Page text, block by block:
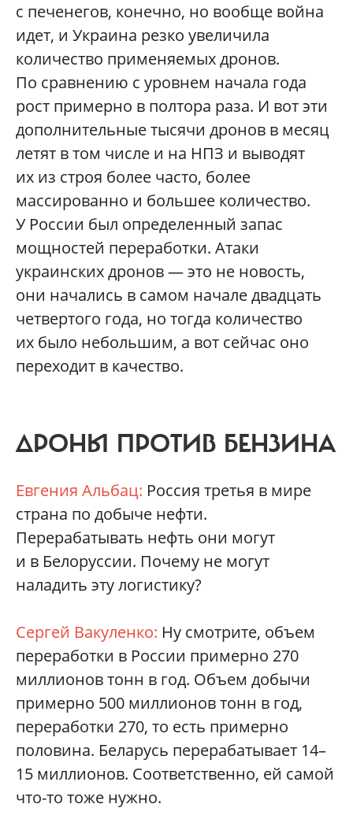
с печенегов, конечно, но вообще война
идет, и Украина резко увеличила
количество применяемых дронов.
По сравнению с уровнем начала года
рост примерно в полтора раза. И вот эти
дополнительные тысячи дронов в месяц
летят в том числе и на НПЗ и выводят
их из строя более часто, более
массированно и большее количество.
У России был определенный запас
мощностей переработки. Атаки
украинских дронов — это не новость,
они начались в самом начале двадцать
четвертого года, но тогда количество
их было небольшим, а вот сейчас оно
переходит в качество.
ДРОНЫ ПРОТИВ БЕНЗИНА
Евгения Альбац: Россия третья в мире
страна по добыче нефти.
Перерабатывать нефть они могут
и в Белоруссии. Почему не могут
наладить эту логистику?
Сергей Вакуленко: Ну смотрите, объем
переработки в России примерно 270
миллионов тонн в год. Объем добычи
примерно 500 миллионов тонн в год,
переработки 270, то есть примерно
половина. Беларусь перерабатывает 14–
15 миллионов. Соответственно, ей самой
что-то тоже нужно.